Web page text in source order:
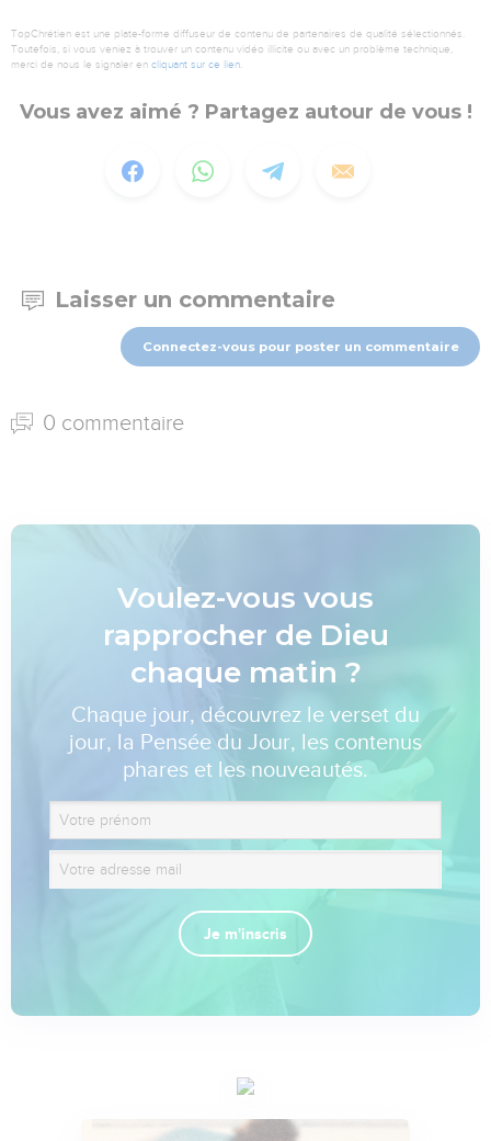
TopChrétien est une plate-forme diffuseur de contenu de partenaires de qualité sélectionnés.
Toutefois, si vous veniez à trouver un contenu vidéo illicite ou avec un problème technique,
merci de nous le signaler en cliquant sur ce lien.
Vous avez aimé ? Partagez autour de vous !
Laisser un commentaire
Connectez-vous pour poster un commentaire
0 commentaire
Voulez-vous vous
rapprocher de Dieu
chaque matin ?
Chaque jour, découvrez le verset du
jour, la Pensée du Jour, les contenus
phares et les nouveautés.
Je m'inscris